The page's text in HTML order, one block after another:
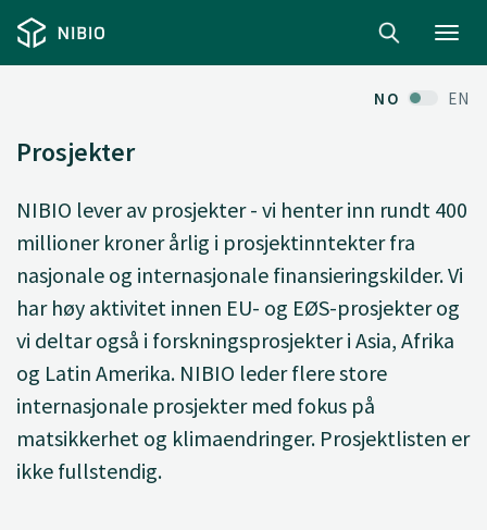
NO EN
Prosjekter
NIBIO lever av prosjekter - vi henter inn rundt 400
millioner kroner årlig i prosjektinntekter fra
nasjonale og internasjonale finansieringskilder. Vi
har høy aktivitet innen EU- og EØS-prosjekter og
vi deltar også i forskningsprosjekter i Asia, Afrika
og Latin Amerika. NIBIO leder flere store
internasjonale prosjekter med fokus på
matsikkerhet og klimaendringer. Prosjektlisten er
ikke fullstendig.